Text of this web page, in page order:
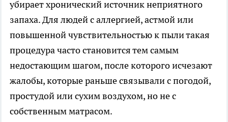
убирает хронический источник неприятного
запаха. Для людей с аллергией, астмой или
повышенной чувствительностью к пыли такая
процедура часто становится тем самым
недостающим шагом, после которого исчезают
жалобы, которые раньше связывали с погодой,
простудой или сухим воздухом, но не с
собственным матрасом.